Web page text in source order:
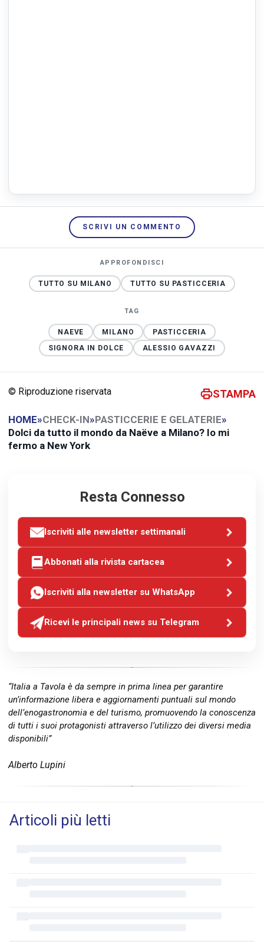
SCRIVI UN COMMENTO
APPROFONDISCI
TUTTO SU MILANO TUTTO SU PASTICCERIA
TAG
NAEVE MILANO
PASTICCERIA
SIGNORA IN DOLCE
ALESSIO GAVAZZI
© Riproduzione riservata STAMPA
HOME»CHECK-IN»PASTICCERIE E GELATERIE»
Dolci da tutto il mondo da Naëve a Milano? Io mi
fermo a New York
Resta Connesso
Iscriviti alle newsletter settimanali
Abbonati alla rivista cartacea
Iscriviti alla newsletter su WhatsApp
Ricevi le principali news su Telegram
“Italia a Tavola è da sempre in prima linea per garantire
un’informazione libera e aggiornamenti puntuali sul mondo
dell’enogastronomia e del turismo, promuovendo la conoscenza
di tutti i suoi protagonisti attraverso l’utilizzo dei diversi media
disponibili”
Alberto Lupini
Articoli più letti